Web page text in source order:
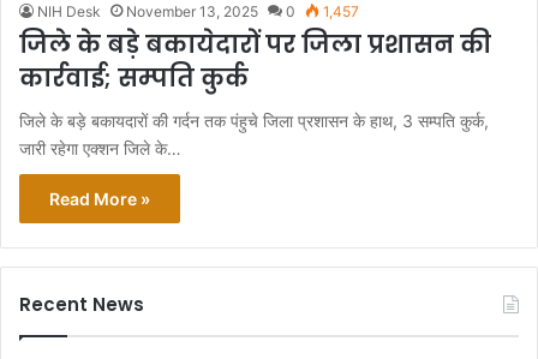
NIH Desk November 13, 2025 0 1,457
जिले के बड़े बकायेदारों पर जिला प्रशासन की
कार्रवाई; सम्पति कुर्क
जिले के बड़े बकायदारों की गर्दन तक पंहुचे जिला प्रशासन के हाथ, 3 सम्पति कुर्क,
जारी रहेगा एक्शन जिले के…
Read More »
Recent News